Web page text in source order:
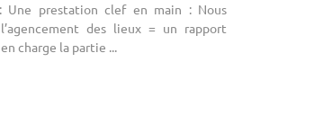
Une prestation clef en main : Nous
des lieux = un rapport
charge la partie ...